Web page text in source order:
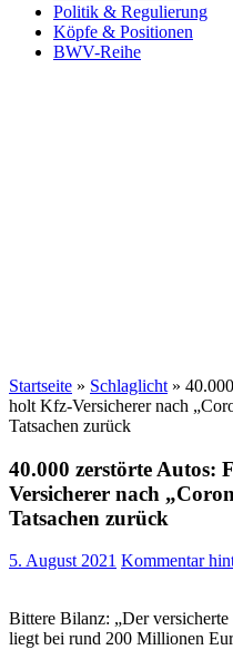
Politik & Regulierung
Köpfe & Positionen
BWV-Reihe
Startseite » Schlaglicht »
holt Kfz-Versicherer nach
Tatsachen zurück
40.000 zerstörte Autos:
Versicherer nach
Tatsachen zurück
5. August 2021 Kommentar
Bittere Bilanz: „Der
liegt bei rund 200 Millionen